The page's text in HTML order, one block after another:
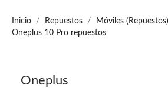
Inicio Repuestos Móviles (Repuestos)
Oneplus 10 Pro repuestos
Oneplus